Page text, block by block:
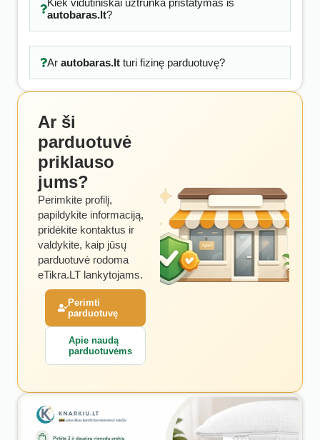
Kiek vidutiniškai užtrunka pristatymas iš
autobaras.lt?
Ar autobaras.ltturi fizinę parduotuvę?
Ar ši
parduotuvė
priklauso
jums?
Perimkite profilį,
papildykite informaciją,
pridėkite kontaktus ir
valdykite, kaip jūsų
parduotuvė rodoma
eTikra.LT lankytojams.
Perimti
parduotuvę
Apie naudą
parduotuvėms